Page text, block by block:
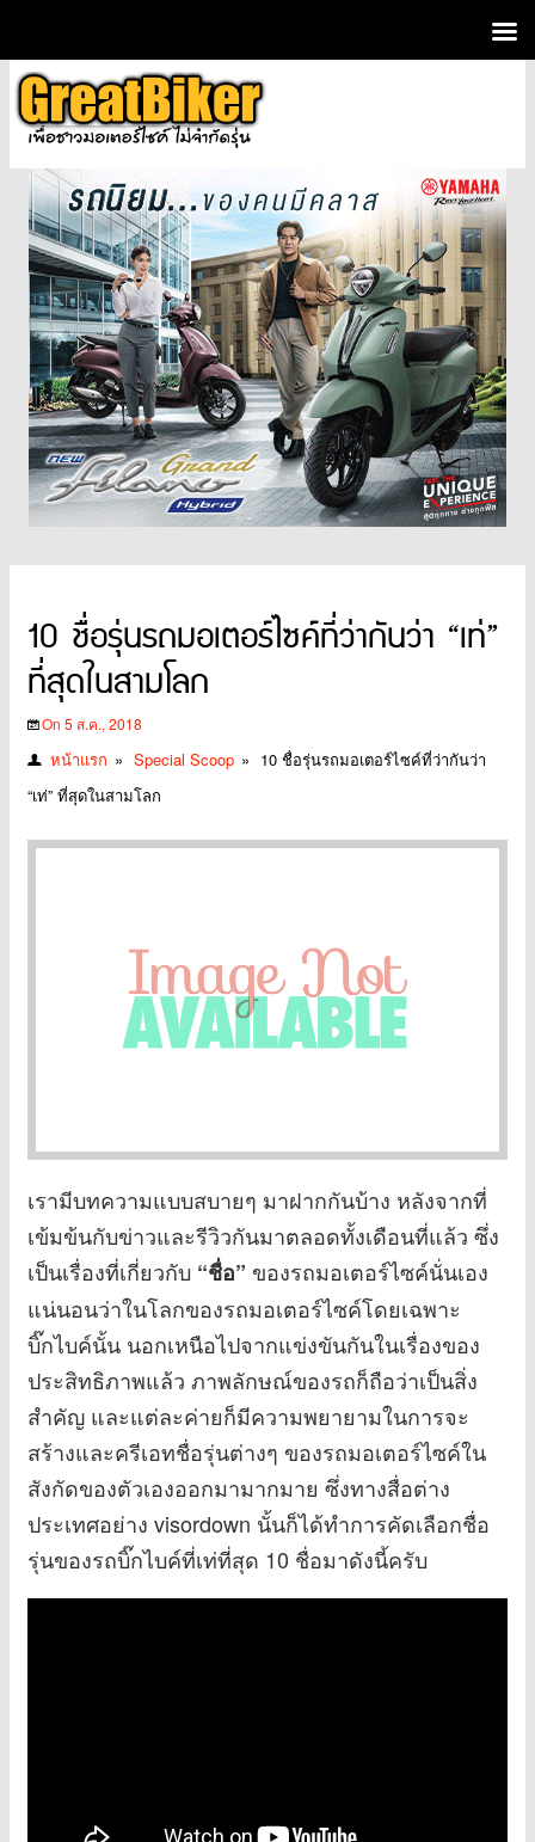
10 ชื่อรุ่นรถมอเตอร์ไซค์ที่ว่ากันว่า “เท่”
ที่สุดในสามโลก
On 5 ส.ค., 2018
หน้าแรก » Special Scoop » 10 ชื่อรุ่นรถมอเตอร์ไซค์ที่ว่ากันว่า
“เท่” ที่สุดในสามโลก
เรามีบทความแบบสบายๆ มาฝากกันบ้าง หลังจากที่
เข้มข้นกับข่าวและรีวิวกันมาตลอดทั้งเดือนที่แล้ว ซึ่ง
เป็นเรื่องที่เกี่ยวกับ “ชื่อ” ของรถมอเตอร์ไซค์นั่นเอง
แน่นอนว่าในโลกของรถมอเตอร์ไซค์โดยเฉพาะ
บิ๊กไบค์นั้น นอกเหนือไปจากแข่งขันกันในเรื่องของ
ประสิทธิภาพแล้ว ภาพลักษณ์ของรถก็ถือว่าเป็นสิ่ง
สำคัญ และแต่ละค่ายก็มีความพยายามในการจะ
สร้างและครีเอทชื่อรุ่นต่างๆ ของรถมอเตอร์ไซค์ใน
สังกัดของตัวเองออกมามากมาย ซึ่งทางสื่อต่าง
ประเทศอย่าง visordown นั้นก็ได้ทำการคัดเลือกชื่อ
รุ่นของรถบิ๊กไบค์ที่เท่ที่สุด 10 ชื่อมาดังนี้ครับ